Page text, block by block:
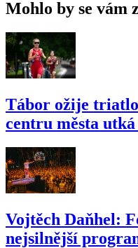
Mohlo by se vám
Tábor ožije
centru města
Vojtěch Daňhel:
nejsilnější